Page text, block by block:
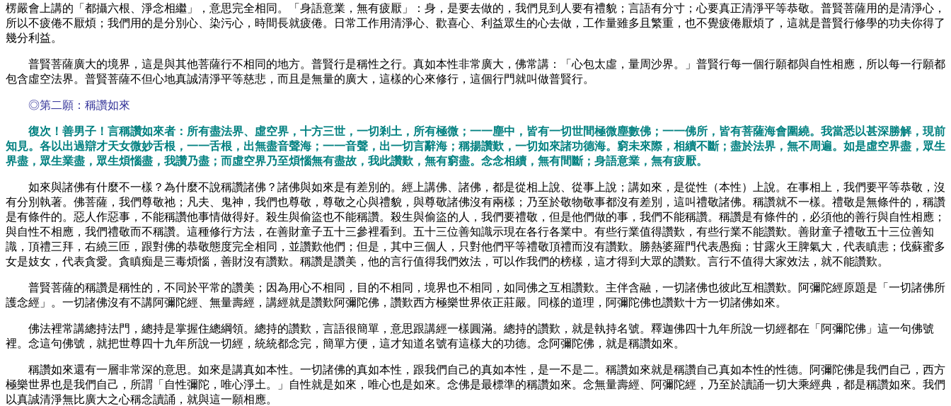
楞嚴會上講的「都攝六根、淨念相繼」，意思完全相同。「身語意業，無有疲厭」：身，是要去做的，我們見到人要有禮貌；言語有分寸；心要真正清淨平等恭敬。普賢菩薩用的是清淨心，
所以不疲倦不厭煩；我們用的是分別心、染污心，時間長就疲倦。日常工作用清淨心、歡喜心、利益眾生的心去做，工作量雖多且繁重，也不覺疲倦厭煩了，這就是普賢行修學的功夫你得了
幾分利益。
普賢菩薩廣大的境界，這是與其他菩薩行不相同的地方。普賢行是稱性之行。真如本性非常廣大，佛常講：「心包太虛，量周沙界。」普賢行每一個行願都與自性相應，所以每一行願都
包含虛空法界。普賢菩薩不但心地真誠清淨平等慈悲，而且是無量的廣大，這樣的心來修行，這個行門就叫做普賢行。
◎第二願：稱讚如來
復次！善男子！言稱讚如來者：所有盡法界、虛空界，十方三世，一切剎土，所有極微；一一塵中，皆有一切世間極微塵數佛；一一佛所，皆有菩薩海會圍繞。我當悉以甚深勝解，現前
知見。各以出過辯才天女微妙舌根，一一舌根，出無盡音聲海；一一音聲，出一切言辭海；稱揚讚歎，一切如來諸功德海。窮未來際，相續不斷；盡於法界，無不周遍。如是虛空界盡，眾生
界盡，眾生業盡，眾生煩惱盡，我讚乃盡；而虛空界乃至煩惱無有盡故，我此讚歎，無有窮盡。念念相續，無有間斷；身語意業，無有疲厭。
如來與諸佛有什麼不一樣？為什麼不說稱讚諸佛？諸佛與如來是有差別的。經上講佛、諸佛，都是從相上說、從事上說；講如來，是從性（本性）上說。在事相上，我們要平等恭敬，沒
有分別執著。佛菩薩，我們尊敬祂；凡夫、鬼神，我們也尊敬，尊敬之心與禮貌，與尊敬諸佛沒有兩樣；乃至於敬物敬事都沒有差別，這叫禮敬諸佛。稱讚就不一樣。禮敬是無條件的，稱讚
是有條件的。惡人作惡事，不能稱讚他事情做得好。殺生與偷盜也不能稱讚。殺生與偷盜的人，我們要禮敬，但是他們做的事，我們不能稱讚。稱讚是有條件的，必須他的善行與自性相應；
與自性不相應，我們禮敬而不稱讚。這種修行方法，在善財童子五十三參裡看到。五十三位善知識示現在各行各業中。有些行業值得讚歎，有些行業不能讚歎。善財童子禮敬五十三位善知
識，頂禮三拜，右繞三匝，跟對佛的恭敬態度完全相同，並讚歎他們；但是，其中三個人，只對他們平等禮敬頂禮而沒有讚歎。勝熱婆羅門代表愚痴；甘露火王脾氣大，代表瞋恚；伐蘇蜜多
女是妓女，代表貪愛。貪瞋痴是三毒煩惱，善財沒有讚歎。稱讚是讚美，他的言行值得我們效法，可以作我們的榜樣，這才得到大眾的讚歎。言行不值得大家效法，就不能讚歎。
普賢菩薩的稱讚是稱性的，不同於平常的讚美；因為用心不相同，目的不相同，境界也不相同，如同佛之互相讚歎。主伴含融，一切諸佛也彼此互相讚歎。阿彌陀經原題是「一切諸佛所
護念經」。一切諸佛沒有不講阿彌陀經、無量壽經，講經就是讚歎阿彌陀佛，讚歎西方極樂世界依正莊嚴。同樣的道理，阿彌陀佛也讚歎十方一切諸佛如來。
佛法裡常講總持法門，總持是掌握住總綱領。總持的讚歎，言語很簡單，意思跟講經一樣圓滿。總持的讚歎，就是執持名號。釋迦佛四十九年所說一切經都在「阿彌陀佛」這一句佛號
裡。念這句佛號，就把世尊四十九年所說一切經，統統都念完，簡單方便，這才知道名號有這樣大的功德。念阿彌陀佛，就是稱讚如來。
稱讚如來還有一層非常深的意思。如來是講真如本性。一切諸佛的真如本性，跟我們自己的真如本性，是一不是二。稱讚如來就是稱讚自己真如本性的性德。阿彌陀佛是我們自己，西方
極樂世界也是我們自己，所謂「自性彌陀，唯心淨土。」自性就是如來，唯心也是如來。念佛是最標準的稱讚如來。念無量壽經、阿彌陀經，乃至於讀誦一切大乘經典，都是稱讚如來。我們
以真誠清淨無比廣大之心稱念讀誦，就與這一願相應。